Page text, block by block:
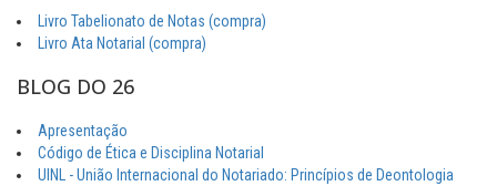
Livro Tabelionato de Notas (compra)
Livro Ata Notarial (compra)
BLOG DO 26
Apresentação
Código de Ética e Disciplina Notarial
UINL - União Internacional do Notariado: Princípios de Deontologia